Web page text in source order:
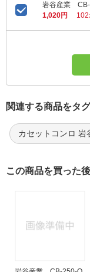
岩谷産業 CB-
1,020円
102
関連する商品をタ
カセットコンロ 岩
この商品を買った